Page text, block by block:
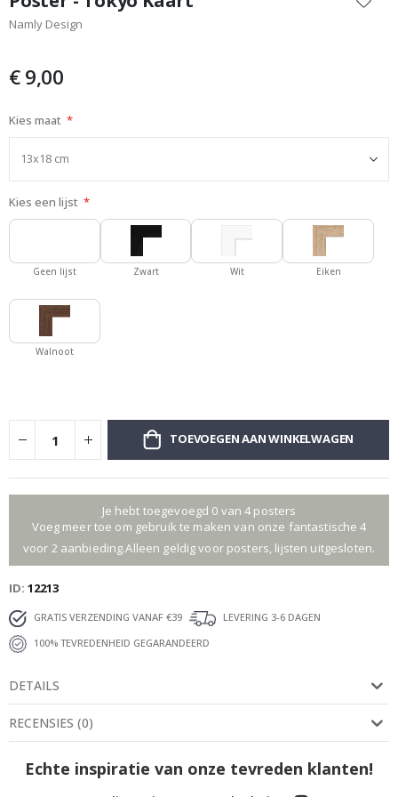
het
begin
afbeeldingen-
Namly Design
€ 9,00
Kies maat
Kies een lijst
Geen lijst Zwart Wit Eiken
Walnoot
TOEVOEGEN AAN WINKELWAGEN
Je hebt toegevoegd 0 van 4 posters
Voeg meer toe om gebruik te maken van onze fantastische 4
voor 2 aanbieding.Alleen geldig voor posters, lijsten uitgesloten.
ID 12213
GRATIS VERZENDING VANAF €39
LEVERING 3-6 DAGEN
100% TEVREDENHEID GEGARANDEERD
DETAILS
RECENSIES (0)
Echte inspiratie van onze tevreden klanten!